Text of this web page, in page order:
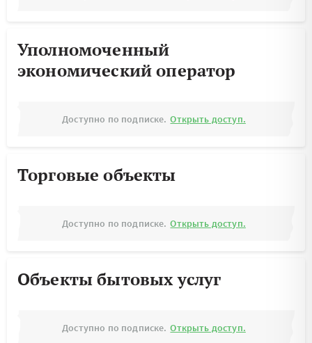
Уполномоченный
экономический оператор
Доступно по подписке. Открыть доступ.
Торговые объекты
Доступно по подписке. Открыть доступ.
Объекты бытовых услуг
Доступно по подписке. Открыть доступ.